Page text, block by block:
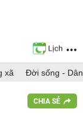
xã Đời sống -
CHIA SẺ